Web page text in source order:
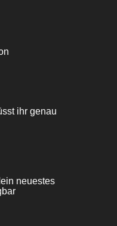
ihr genau
neuestes